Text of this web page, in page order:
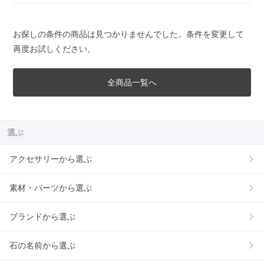
お探しの条件の商品は見つかりませんでした。条件を変更して
再度お試しください。
全商品一覧へ
選ぶ
アクセサリーから選ぶ
素材・パーツから選ぶ
ブランドから選ぶ
石の名前から選ぶ